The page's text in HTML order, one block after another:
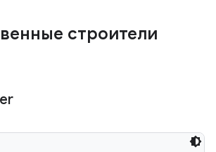
строители